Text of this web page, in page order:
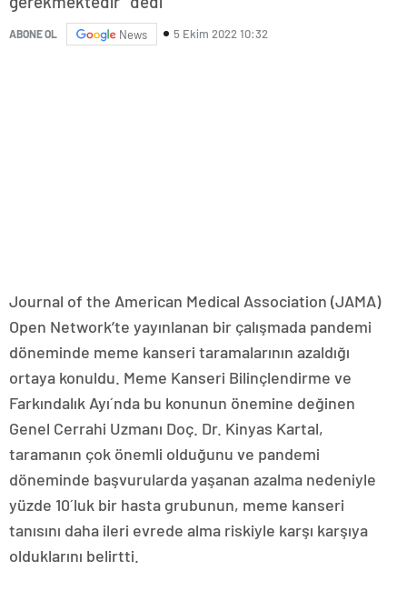
ABONE OL News 5 Ekim 2022 10:32
Journal of the American Medical Association (JAMA)
Open Network’te yayınlanan bir çalışmada pandemi
döneminde meme kanseri taramalarının azaldığı
ortaya konuldu. Meme Kanseri Bilinçlendirme ve
Farkındalık Ayı´nda bu konunun önemine değinen
Genel Cerrahi Uzmanı Doç. Dr. Kinyas Kartal,
taramanın çok önemli olduğunu ve pandemi
döneminde başvurularda yaşanan azalma nedeniyle
yüzde 10´luk bir hasta grubunun, meme kanseri
tanısını daha ileri evrede alma riskiyle karşı karşıya
olduklarını belirtti.